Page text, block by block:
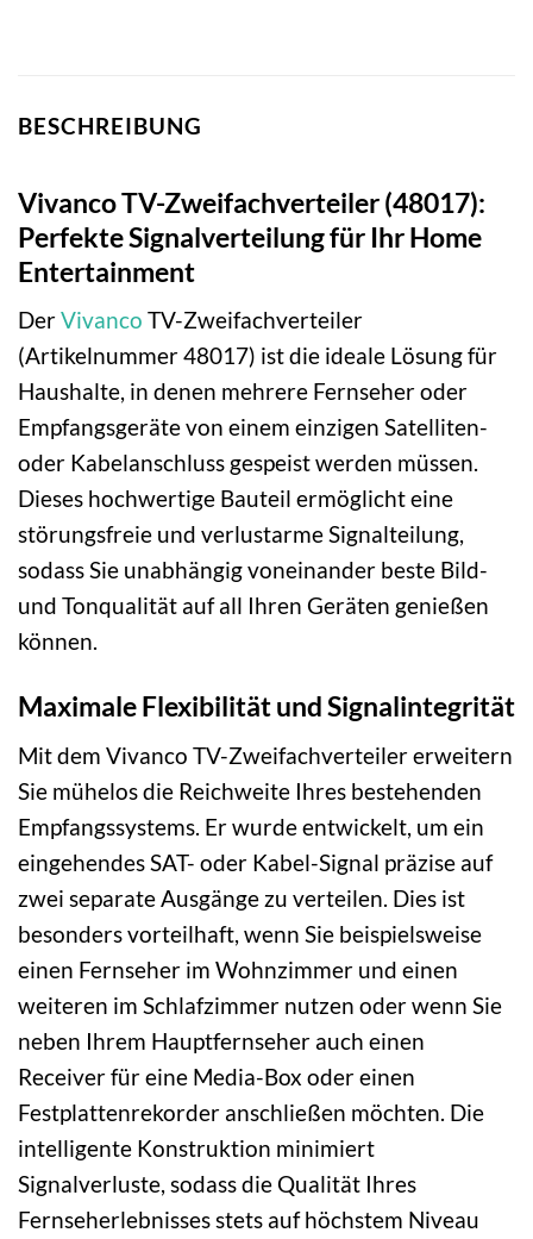
BESCHREIBUNG
Vivanco TV-Zweifachverteiler (48017):
Perfekte Signalverteilung für Ihr Home
Entertainment
DerVivanco TV-Zweifachverteiler
(Artikelnummer 48017) ist die ideale Lösung für
Haushalte, in denen mehrere Fernseher oder
Empfangsgeräte von einem einzigen Satelliten-
oder Kabelanschluss gespeist werden müssen.
Dieses hochwertige Bauteil ermöglicht eine
störungsfreie und verlustarme Signalteilung,
sodass Sie unabhängig voneinander beste Bild-
und Tonqualität auf all Ihren Geräten genießen
können.
Maximale Flexibilität und Signalintegrität
Mit dem Vivanco TV-Zweifachverteiler erweitern
Sie mühelos die Reichweite Ihres bestehenden
Empfangssystems. Er wurde entwickelt, um ein
eingehendes SAT- oder Kabel-Signal präzise auf
zwei separate Ausgänge zu verteilen. Dies ist
besonders vorteilhaft, wenn Sie beispielsweise
einen Fernseher im Wohnzimmer und einen
weiteren im Schlafzimmer nutzen oder wenn Sie
neben Ihrem Hauptfernseher auch einen
Receiver für eine Media-Box oder einen
Festplattenrekorder anschließen möchten. Die
intelligente Konstruktion minimiert
Signalverluste, sodass die Qualität Ihres
Fernseherlebnisses stets auf höchstem Niveau